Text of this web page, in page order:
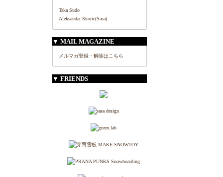
Taka Sudo
Aleksandar Skoric(Sasa)
▼ MAIL MAGAZINE
メルマガ登録・解除はこちら
▼ FRIENDS